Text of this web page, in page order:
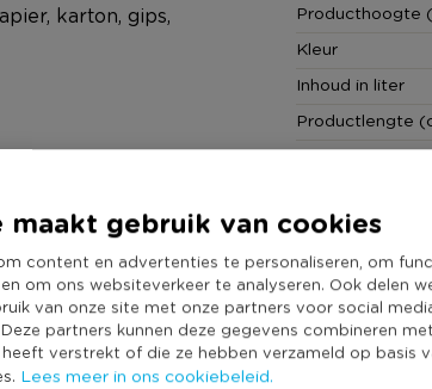
maakt gebruik van cookies
content en advertenties te personaliseren, om
om ons websiteverkeer te analyseren. Ook delen
van onze site met onze partners voor social
partners kunnen deze gegevens combineren
verstrekt of die ze hebben verzameld op basis
Lees meer in ons cookiebeleid.
karton, gips,
Talens. Eigenlijk kun
tot
favoriete DIY
vandaag nog op
Producthoogte
Kleur
Inhoud in liter
Productlengte